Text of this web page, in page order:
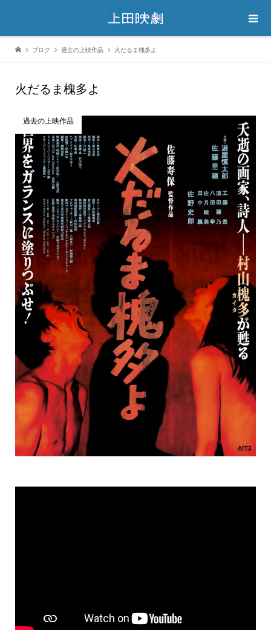
ブログ 過去の上映作品 火だるま槐多よ
火だるま槐多よ
過去の上映作品